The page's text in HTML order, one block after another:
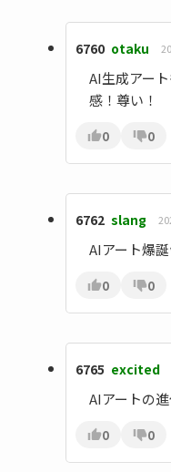
6760 otaku
AI生成アー
感！尊い！
0 0
6762 slang
AIアート爆
0 0
6765 excited
AIアートの
0 0